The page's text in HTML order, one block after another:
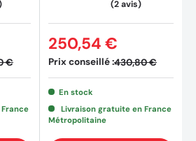
kg
11,5 cm (158476-6)
€ Prix conseillé :430,80 €
250,54 €
En stock
Livraison gratuite en France
Métropolitaine